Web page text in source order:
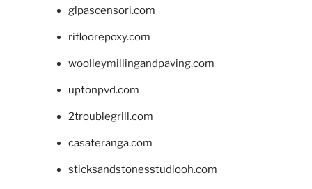
glpascensori.com
rifloorepoxy.com
woolleymillingandpaving.com
uptonpvd.com
2troublegrill.com
casateranga.com
sticksandstonesstudiooh.com